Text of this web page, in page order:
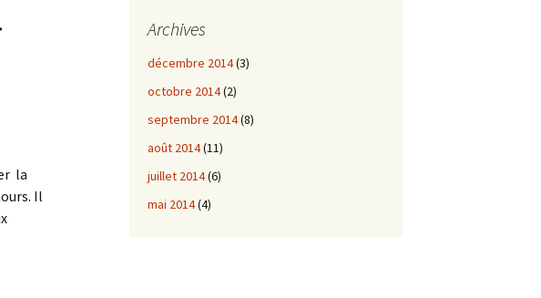
la
Il
Archives
décembre 2014(3)
octobre 2014(2)
septembre 2014(8)
août 2014(11)
juillet 2014(6)
mai 2014(4)